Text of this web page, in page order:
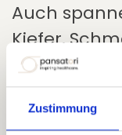
Zustimmung
Auch
Kiefer,
Studien
zwischen